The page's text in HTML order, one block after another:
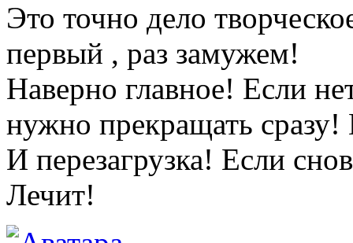
Это точно дело
первый , раз замужем!
Наверно главное! Если
нужно прекращать сразу!
И перезагрузка! Если
Лечит!